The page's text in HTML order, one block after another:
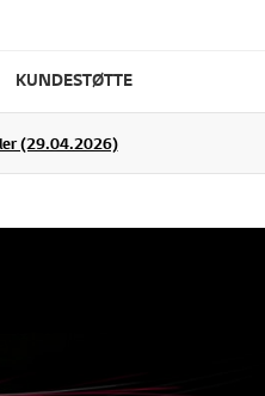
KUNDESTØTTE
(29.04.2026)